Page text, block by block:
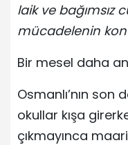
laik ve bağımsız
mücadelenin
Bir mesel daha
Osmanlı’nın son
okullar kışa
çıkmayınca